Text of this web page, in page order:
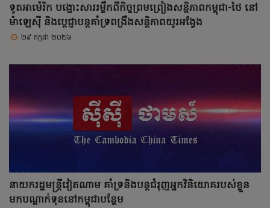
ទូតអាម៉េរិក បង្ហោះសាររម្លឹកពីកិច្ចព្រមព្រៀងសន្តិភាពកម្ពុជា-ថៃ នៅ
ម៉ាឡេស៊ី និងប្តេជ្ញាបន្តគាំទ្រពង្រឹងសន្តិភាពយូរអង្វែង
២៩ កក្កដា ២០២៦
នាយករដ្ឋមន្ត្រីវៀតណាម គាំទ្រនិងបន្តជំរុញអ្នកវិនិយោគរបស់ខ្លួន
មកបណ្តាក់ទុននៅកម្ពុជាបន្ថែម